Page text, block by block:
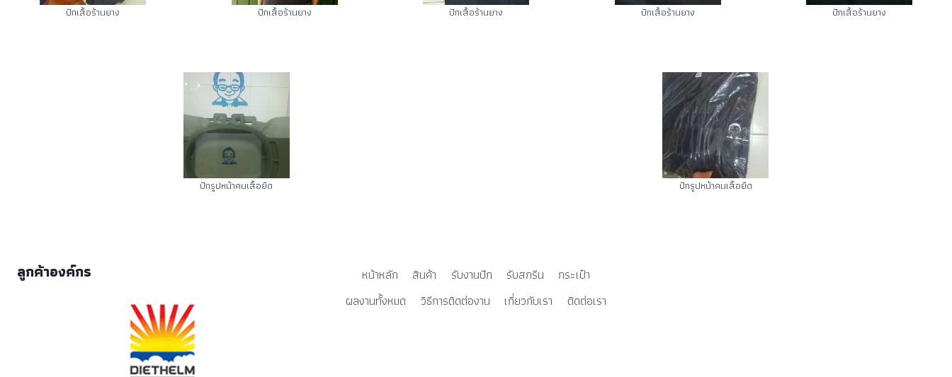
ปักเสื้อร้านยาง ปักเสื้อร้านยาง ปักเสื้อร้านยาง ปักเสื้อร้านยาง ปักเสื้อร้านยาง
ปักรูปหน้าคนเสื้อยืด ปักรูปหน้าคนเสื้อยืด
ลูกค้าองค์กร หน้าหลัก สินค้า รับงานปัก รับสกรีน
กระเป๋า
ผลงานทั้งหมด
วิธีการติดต่องาน เกี่ยวกับเรา ติดต่อเรา